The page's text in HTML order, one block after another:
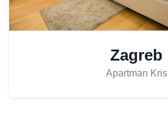
Zagreb
Apartman Kris